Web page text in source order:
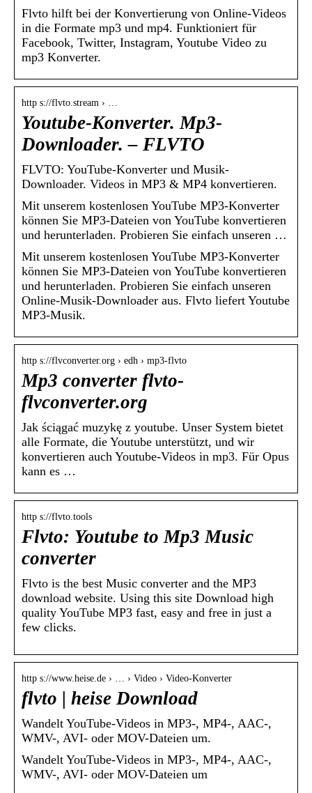
Flvto hilft bei der Konvertierung von Online-Videos
in die Formate mp3 und mp4. Funktioniert für
Facebook, Twitter, Instagram, Youtube Video zu
mp3 Konverter.
http s://flvto.stream › …
Youtube-Konverter. Mp3-
Downloader. – FLVTO
FLVTO: YouTube-Konverter und Musik-
Downloader. Videos in MP3 & MP4 konvertieren.
Mit unserem kostenlosen YouTube MP3-Konverter
können Sie MP3-Dateien von YouTube konvertieren
und herunterladen. Probieren Sie einfach unseren …
Mit unserem kostenlosen YouTube MP3-Konverter
können Sie MP3-Dateien von YouTube konvertieren
und herunterladen. Probieren Sie einfach unseren
Online-Musik-Downloader aus. Flvto liefert Youtube
MP3-Musik.
http s://flvconverter.org › edh › mp3-flvto
Mp3 converter flvto-
flvconverter.org
Jak ściągać muzykę z youtube. Unser System bietet
alle Formate, die Youtube unterstützt, und wir
konvertieren auch Youtube-Videos in mp3. Für Opus
kann es …
http s://flvto.tools
Flvto: Youtube to Mp3 Music
converter
Flvto is the best Music converter and the MP3
download website. Using this site Download high
quality YouTube MP3 fast, easy and free in just a
few clicks.
http s://www.heise.de › … › Video › Video-Konverter
flvto | heise Download
Wandelt YouTube-Videos in MP3-, MP4-, AAC-,
WMV-, AVI- oder MOV-Dateien um.
Wandelt YouTube-Videos in MP3-, MP4-, AAC-,
WMV-, AVI- oder MOV-Dateien um